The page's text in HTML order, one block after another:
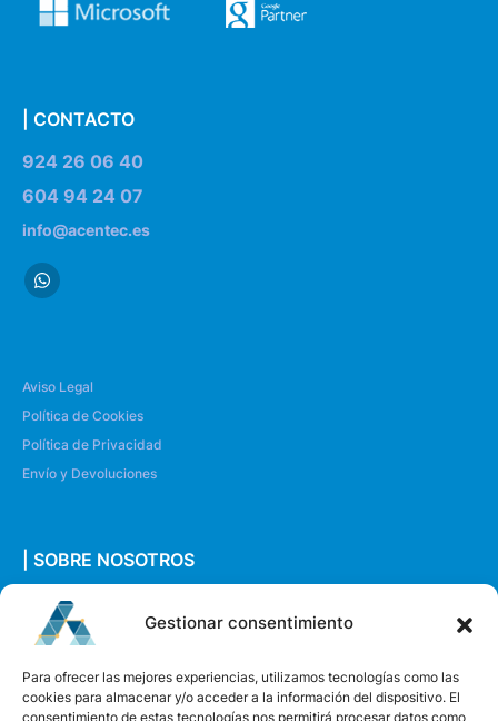
Gestionar consentimiento
Para ofrecer las mejores experiencias, utilizamos tecnologías como las
cookies para almacenar y/o acceder a la información del dispositivo. El
consentimiento de estas tecnologías nos permitirá procesar datos como
| CONTACTO
924 26 06 40
604 94 24 07
info@acentec.es
Aviso Legal
Política de Cookies
Política de Privacidad
Envío y Devoluciones
| SOBRE NOSOTROS
Quiénes somos
Envíanos un mensaje